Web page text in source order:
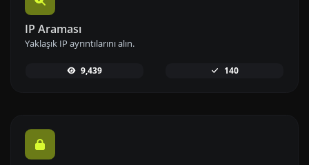
IP Araması
Yaklaşık IP ayrıntılarını alın.
9,439 140